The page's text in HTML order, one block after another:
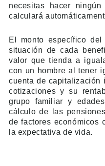
necesitas hacer
calculará
El monto específico
situación de cada
valor que tienda a
con un hombre al tener
cuenta de capitalización
cotizaciones y su
grupo familiar y
cálculo de las
de factores económicos
la expectativa de vida.